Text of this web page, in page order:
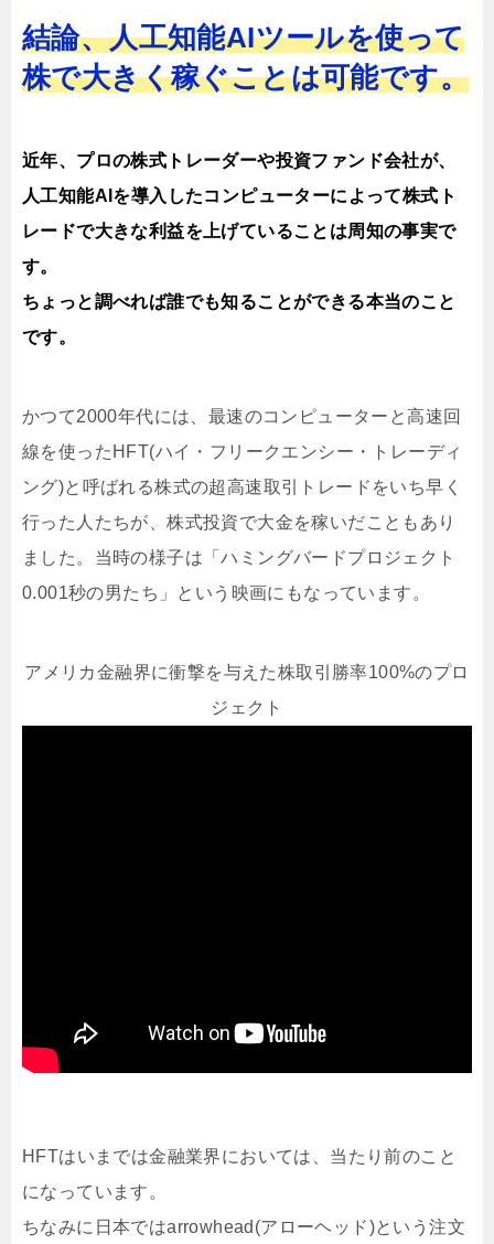
結論、人工知能AIツールを使って
株で大きく稼ぐことは可能です。
近年、プロの株式トレーダーや投資ファンド会社が、
人工知能AIを導入したコンピューターによって株式ト
レードで大きな利益を上げていることは周知の事実で
す。
ちょっと調べれば誰でも知ることができる本当のこと
です。
かつて2000年代には、最速のコンピューターと高速回
線を使ったHFT(ハイ・フリークエンシー・トレーディ
ング)と呼ばれる株式の超高速取引トレードをいち早く
行った人たちが、株式投資で大金を稼いだこともあり
ました。当時の様子は「ハミングバードプロジェクト
0.001秒の男たち」という映画にもなっています。
アメリカ金融界に衝撃を与えた株取引勝率100%のプロ
ジェクト
HFTはいまでは金融業界においては、当たり前のこと
になっています。
ちなみに日本ではarrowhead(アローヘッド)という注文